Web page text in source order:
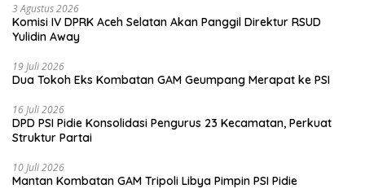
3 Agustus 2026
Komisi IV DPRK Aceh Selatan Akan Panggil Direktur RSUD
Yulidin Away
19 Juli 2026
Dua Tokoh Eks Kombatan GAM Geumpang Merapat ke PSI
16 Juli 2026
DPD PSI Pidie Konsolidasi Pengurus 23 Kecamatan, Perkuat
Struktur Partai
10 Juli 2026
Mantan Kombatan GAM Tripoli Libya Pimpin PSI Pidie